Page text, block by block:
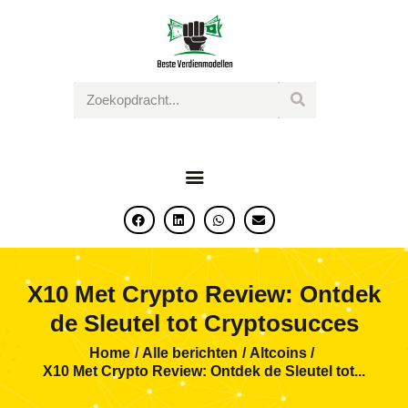
X10 Met Crypto Review: Ontdek
de Sleutel tot Cryptosucces
Home Alle berichten
Altcoins
X10 Met Crypto Review: Ontdek de Sleutel tot...
BESTE VERDIENMODELLEN
Jouw weg naar financiele vrijheid begint hier!
CONTACT